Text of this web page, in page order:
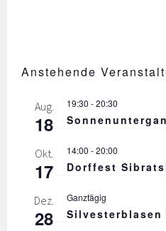
Anstehende
Aug.
18
19:30 -20:30
Okt.
17
14:00 -20:00
Dorffest
Dez.
28
Ganztägig
Silvesterblasen